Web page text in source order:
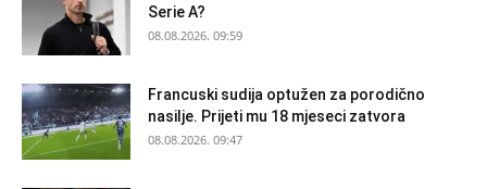
Serie A?
08.08.2026. 09:59
Francuski sudija optužen za porodično
nasilje. Prijeti mu 18 mjeseci zatvora
08.08.2026. 09:47